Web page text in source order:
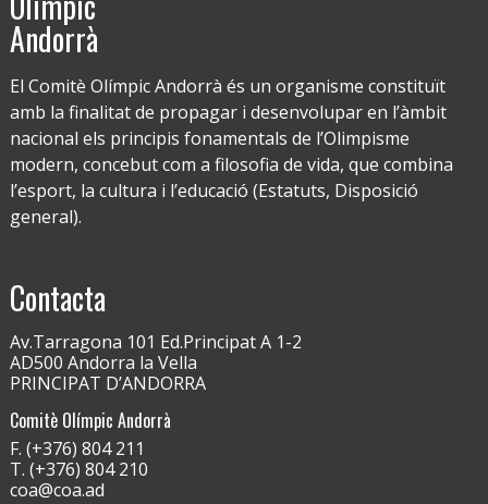
Andorrà
El Comitè Olímpic Andorrà és un organisme constituït
amb la finalitat de propagar i desenvolupar en l’àmbit
nacional els principis fonamentals de l’Olimpisme
modern, concebut com a filosofia de vida, que combina
l’esport, la cultura i l’educació (Estatuts, Disposició
general).
Contacta
Av.Tarragona 101 Ed.Principat A 1-2
AD500 Andorra la Vella
PRINCIPAT D’ANDORRA
Comitè Olímpic Andorrà
F. (+376) 804 211
T. (+376) 804 210
coa@coa.ad